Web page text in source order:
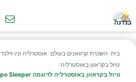
בית› השכרת קרוואנים בעולם › אוסטרליה וניו זילנד
טיול בקראוון באוסטרליה ›
טיול בקראוון באוסטרליה לדוגמה El Cheapo Sleeper